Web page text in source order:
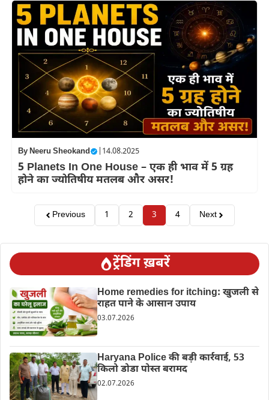
ByNeeru Sheokand 14.08.2025
5 Planets In One House – एक ही भाव में 5 ग्रह
होने का ज्योतिषीय मतलब और असर!
Previous 1 2 3 4 Next
ट्रेंडिंग ख़बरें
Home remedies for itching: खुजली से
राहत पाने के आसान उपाय
03.07.2026
Haryana Police की बड़ी कार्रवाई, 53
किलो डोडा पोस्त बरामद
02.07.2026